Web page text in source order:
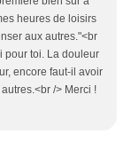
heures de loisirs
aux autres."<br
pour toi. La douleur
encore faut-il avoir
/> Merci !